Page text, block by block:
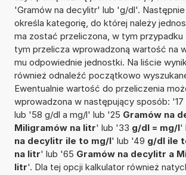
'Gramów na decylitr' lub 'g/dl'.
określa kategorię, do której należy
ma zostać przeliczona, w tym
tym przelicza wprowadzoną wartość na
mu odpowiednie jednostki. Na liście
również odnaleźć początkowo
Ewentualnie wartość do przeliczenia
wprowadzona w następujący sposób:
lub '58 g/dl a mg/l' lub '25 Gramów na
Miligramów na litr' lub '33 g/dl = mg/l'
na decylitr ile to mg/l' lub '49 g/dl ile
na litr' lub '65 Gramów na decylitr a
litr'. Dla tej opcji kalkulator również